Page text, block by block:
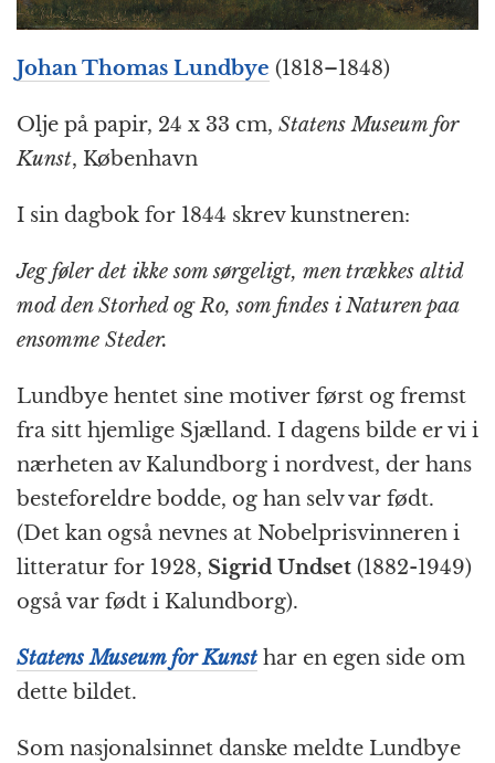
Johan Thomas Lundbye (1818–1848)
Olje på papir, 24 x 33 cm, Statens Museum for
Kunst, København
I sin dagbok for 1844 skrev kunstneren:
Jeg føler det ikke som sørgeligt, men trækkes altid
mod den Storhed og Ro, som findes i Naturen paa
ensomme Steder.
Lundbye hentet sine motiver først og fremst
fra sitt hjemlige Sjælland. I dagens bilde er vi i
nærheten av Kalundborg i nordvest, der hans
besteforeldre bodde, og han selv var født.
(Det kan også nevnes at Nobelprisvinneren i
litteratur for 1928, Sigrid Undset (1882-1949)
også var født i Kalundborg).
Statens Museum for Kunsthar en egen side om
dette bildet.
Som nasjonalsinnet danske meldte Lundbye